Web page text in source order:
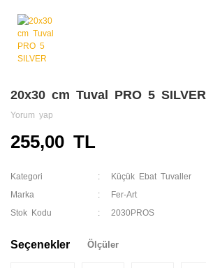
20x30 cm Tuval PRO 5 SILVER
Yorum yap
255,00 TL
Kategori Küçük Ebat Tuvaller
Marka Fer-Art
Stok Kodu 2030PROS
Seçenekler Ölçüler